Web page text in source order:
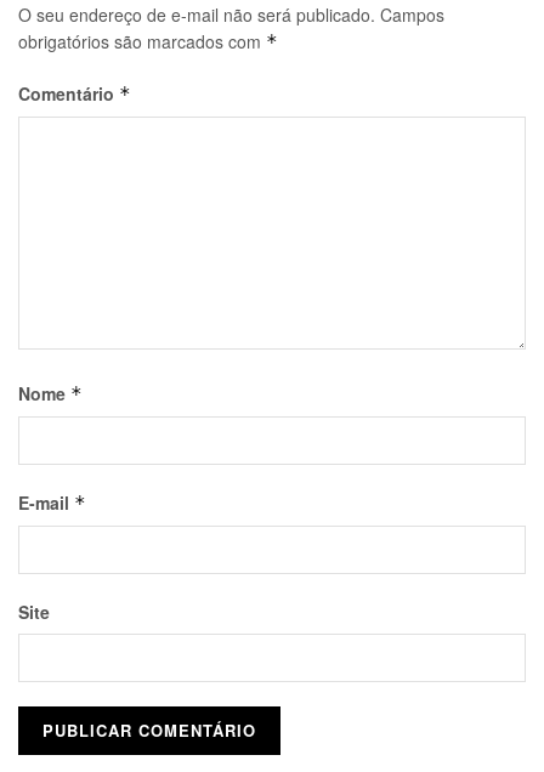
O seu endereço de e-mail não será publicado. Campos
obrigatórios são marcados com *
Comentário *
Nome *
E-mail *
Site